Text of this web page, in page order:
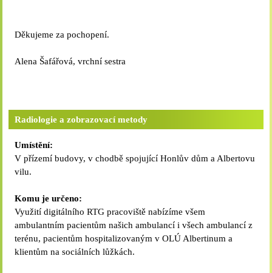
Děkujeme za pochopení.
Alena Šafářová, vrchní sestra
Radiologie a zobrazovací metody
Umístění:
V přízemí budovy, v chodbě spojující Honlův dům a Albertovu
vilu.
Komu je určeno:
Využití digitálního RTG pracoviště nabízíme všem
ambulantním pacientům našich ambulancí i všech ambulancí z
terénu, pacientům hospitalizovaným v OLÚ Albertinum a
klientům na sociálních lůžkách.